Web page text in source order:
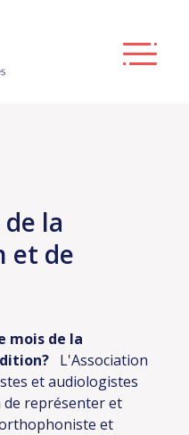
la
et de
mois de la
L'Association
et audiologistes
de représenter et
et